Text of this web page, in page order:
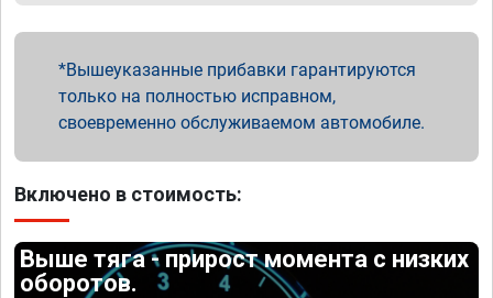
Вышеуказанные прибавки гарантируются
только на полностью исправном,
своевременно обслуживаемом автомобиле.
Включено в стоимость:
Выше тяга - прирост момента с низких
оборотов.